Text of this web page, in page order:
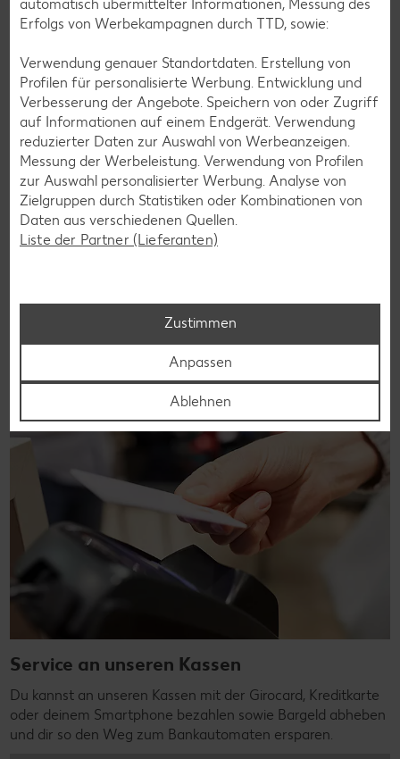
Kaufland Services
unseren Filialen einkaufen.
Zu Kaufland Services
Service an unseren Kassen
Du kannst an unseren Kassen mit der Girocard, Kreditkarte
oder deinem Smartphone bezahlen sowie Bargeld abheben
und dir so den Weg zum Bankautomaten ersparen.
automatisch übermittelter Informationen, Messung des
Erfolgs von Werbekampagnen durch TTD, sowie:
Verwendung genauer Standortdaten. Erstellung von
Profilen für personalisierte Werbung. Entwicklung und
Verbesserung der Angebote. Speichern von oder Zugriff
auf Informationen auf einem Endgerät. Verwendung
reduzierter Daten zur Auswahl von Werbeanzeigen.
Messung der Werbeleistung. Verwendung von Profilen
zur Auswahl personalisierter Werbung. Analyse von
Zielgruppen durch Statistiken oder Kombinationen von
Daten aus verschiedenen Quellen.
Liste der Partner (Lieferanten)
Zustimmen
Anpassen
Ablehnen